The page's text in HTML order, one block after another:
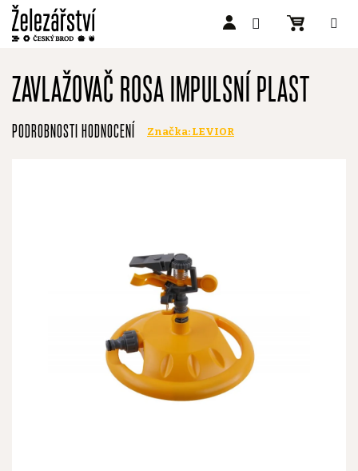
obsah
ZAVLAŽOVAČ ROSA IMPULSNÍ PLAST
Průměrné
hodnocení
PODROBNOSTI HODNOCENÍ Značka: LEVIOR